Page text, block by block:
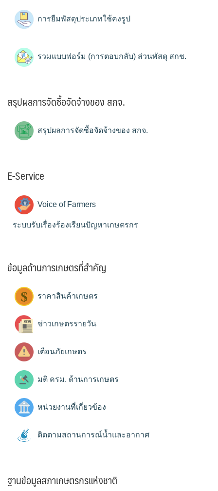
การยืมพัสดุประเภทใช้คงรูป
รวมแบบฟอร์ม (การตอบกลับ) ส่วนพัสดุ สกช.
สรุปผลการจัดซื้อจัดจ้างของ สกจ.
สรุปผลการจัดซื้อจัดจ้างของ สกจ.
E-Service
Voice of Farmers
ระบบรับเรื่องร้องเรียนปัญหาเกษตรกร
ข้อมูลด้านการเกษตรที่สำคัญ
ราคาสินค้าเกษตร
ข่าวเกษตรรายวัน
เตือนภัยเกษตร
มติ ครม. ด้านการเกษตร
หน่วยงานที่เกี่ยวข้อง
ติดตามสถานการณ์น้ำและอากาศ
ฐานข้อมูลสภาเกษตรกรแห่งชาติ